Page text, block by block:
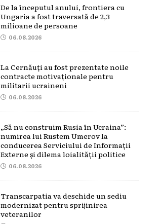
De la începutul anului, frontiera cu
Ungaria a fost traversată de 2,3
milioane de persoane
06.08.2026
La Cernăuți au fost prezentate noile
contracte motivaționale pentru
militarii ucraineni
06.08.2026
„Să nu construim Rusia în Ucraina”:
numirea lui Rustem Umerov la
conducerea Serviciului de Informații
Externe și dilema loialității politice
06.08.2026
Transcarpatia va deschide un sediu
modernizat pentru sprijinirea
veteranilor